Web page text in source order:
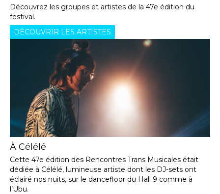
Découvrez les groupes et artistes de la 47e édition du
festival.
DÉCOUVRIR LES ARTISTES
À Célélé
Cette 47e édition des Rencontres Trans Musicales était
dédiée à Célélé, lumineuse artiste dont les DJ-sets ont
éclairé nos nuits, sur le dancefloor du Hall 9 comme à
l’Ubu.